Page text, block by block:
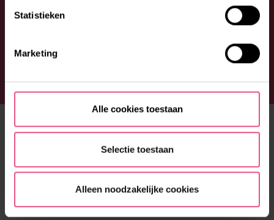
Statistieken
Marketing
Alle cookies toestaan
Selectie toestaan
Alleen noodzakelijke cookies
ONS AANBOD
Prettige dag
Lekker in je vel